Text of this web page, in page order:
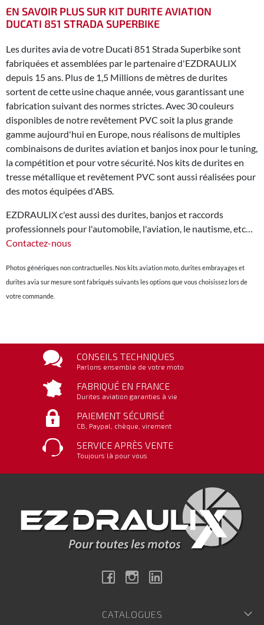
EN SAVOIR PLUS SUR KIT DURITE AVIATION
DUCATI 851 STRADA SUPERBIKE
Les durites avia de votre Ducati 851 Strada Superbike sont
fabriquées et assemblées par le partenaire d'EZDRAULIX
depuis 15 ans. Plus de 1,5 Millions de mètres de durites
sortent de cette usine chaque année, vous garantissant une
fabrication suivant des normes strictes. Avec 30 couleurs
disponibles de notre revêtement PVC soit la plus grande
gamme aujourd'hui en Europe, nous réalisons de multiples
combinaisons de durites aviation et banjos inox pour le tuning,
la compétition et pour votre sécurité. Nos kits de durites en
tresse métallique et revêtement PVC sont aussi réalisées pour
des motos équipées d'ABS.
EZDRAULIX c'est aussi des durites, banjos et raccords
professionnels pour l'automobile, l'aviation, le nautisme, etc…
Contactez-nous
Photos génériques non contractuelles. Nos kits aviation moto, durites embrayages et
durites avia sur mesure sont fabriqués suivants les options que vous choisissez lors de
votre commande.
CONSEILS TECHNIQUES
Parlons ensemble de votre moto
FABRIQUÉ EN FRANCE
Durites aviation garanties à vie
PAIEMENT SÉCURISÉ
CB, Paypal, chèque, virement
SERVICE APRÈS VENTE
Toujours là pour vous
FacebookInstagram
CATALOGUES